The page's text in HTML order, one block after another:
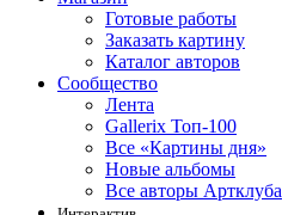
Готовые работы
Заказать картину
Каталог авторов
Сообщество
Лента
Gallerix Топ-100
Все «Картины дня»
Новые альбомы
Все авторы Артклуба